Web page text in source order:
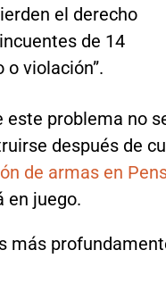
el derecho
de 14
violación”.
este problema no
después de
de armas en
en juego.